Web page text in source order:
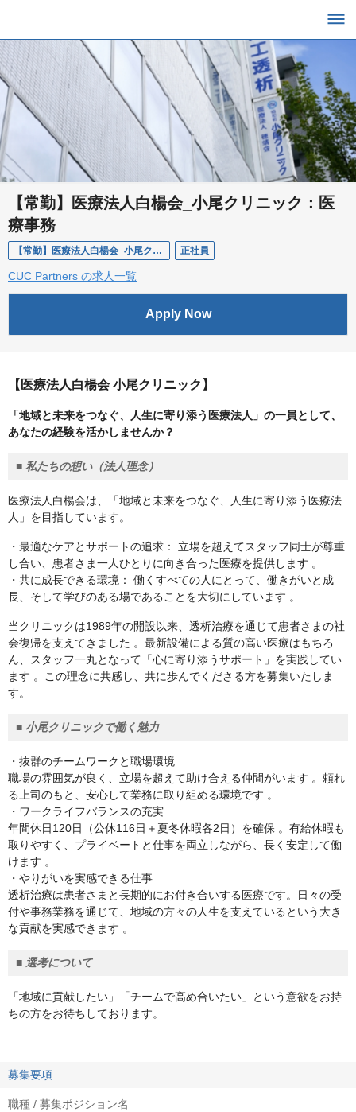
【常勤】医療法人白楊会_小尾クリニック：医
療事務
【常勤】医療法人白楊会_小尾クリニック：医療事務 正社員
CUC Partners の求人一覧
Apply Now
【医療法人白楊会 小尾クリニック】
「地域と未来をつなぐ、人生に寄り添う医療法人」の一員として、
あなたの経験を活かしませんか？
■ 私たちの想い（法人理念）
医療法人白楊会は、「地域と未来をつなぐ、人生に寄り添う医療法
人」を目指しています。
・最適なケアとサポートの追求： 立場を超えてスタッフ同士が尊重
し合い、患者さま一人ひとりに向き合った医療を提供します 。
・共に成長できる環境： 働くすべての人にとって、働きがいと成
長、そして学びのある場であることを大切にしています 。
当クリニックは1989年の開設以来、透析治療を通じて患者さまの社
会復帰を支えてきました 。最新設備による質の高い医療はもちろ
ん、スタッフ一丸となって「心に寄り添うサポート」を実践してい
ます 。この理念に共感し、共に歩んでくださる方を募集いたしま
す。
■ 小尾クリニックで働く魅力
・抜群のチームワークと職場環境
職場の雰囲気が良く、立場を超えて助け合える仲間がいます 。頼れ
る上司のもと、安心して業務に取り組める環境です 。
・ワークライフバランスの充実
年間休日120日（公休116日＋夏冬休暇各2日）を確保 。有給休暇も
取りやすく、プライベートと仕事を両立しながら、長く安定して働
けます 。
・やりがいを実感できる仕事
透析治療は患者さまと長期的にお付き合いする医療です。日々の受
付や事務業務を通じて、地域の方々の人生を支えているという大き
な貢献を実感できます 。
■ 選考について
「地域に貢献したい」「チームで高め合いたい」という意欲をお持
ちの方をお待ちしております。
募集要項
職種 / 募集ポジション名